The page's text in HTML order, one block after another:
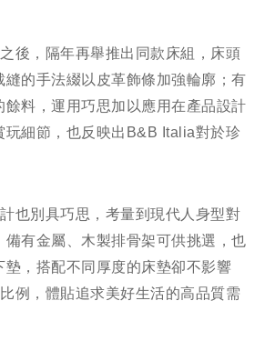
後，隔年再舉推出同款床組，床頭
縫的手法綴以皮革飾條加強輪廓；有
餘料，運用巧思加以應用在產品設計
玩細節，也反映出B&B Italia對於珍
也別具巧思，考量到現代人身型對
備有金屬、木製排骨架可供挑選，也
墊，搭配不同厚度的床墊卻不影響
例，體貼追求美好生活的高品質需